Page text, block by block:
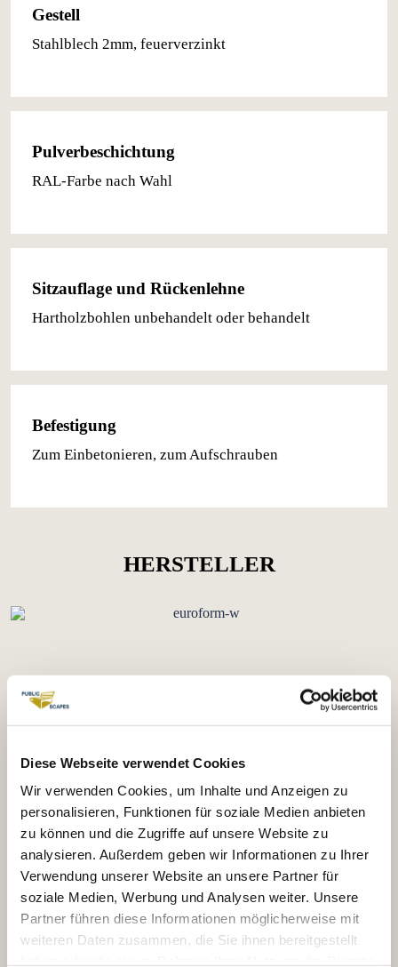
Diese Webseite verwendet Cookies
Wir verwenden Cookies, um Inhalte und Anzeigen zu
personalisieren, Funktionen für soziale Medien anbieten
zu können und die Zugriffe auf unsere Website zu
analysieren. Außerdem geben wir Informationen zu Ihrer
Verwendung unserer Website an unsere Partner für
soziale Medien, Werbung und Analysen weiter. Unsere
Partner führen diese Informationen möglicherweise mit
weiteren Daten zusammen, die Sie ihnen bereitgestellt
Gestell
Stahlblech 2mm, feuerverzinkt
Pulverbeschichtung
RAL-Farbe nach Wahl
Sitzauflage und Rückenlehne
Hartholzbohlen unbehandelt oder behandelt
Befestigung
Zum Einbetonieren, zum Aufschrauben
HERSTELLER
Nummer
Ge
ht
200x59
x40cm
61
kg
Dreisitzer ohne
Rückenlehne
200x60
x73cm
70
kg
Dreisitzer mit
Rückenlehne
90D
200x11
13
Sechssitzer mit